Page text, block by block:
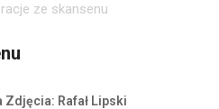
ze skansenu
Zdjęcia: Rafał Lipski